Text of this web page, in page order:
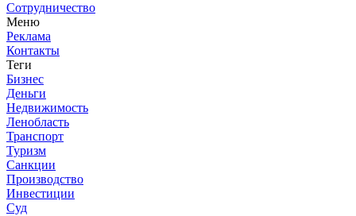
Сотрудничество
Меню
Реклама
Контакты
Теги
Бизнес
Деньги
Недвижимость
Ленобласть
Транспорт
Туризм
Санкции
Производство
Инвестиции
Суд